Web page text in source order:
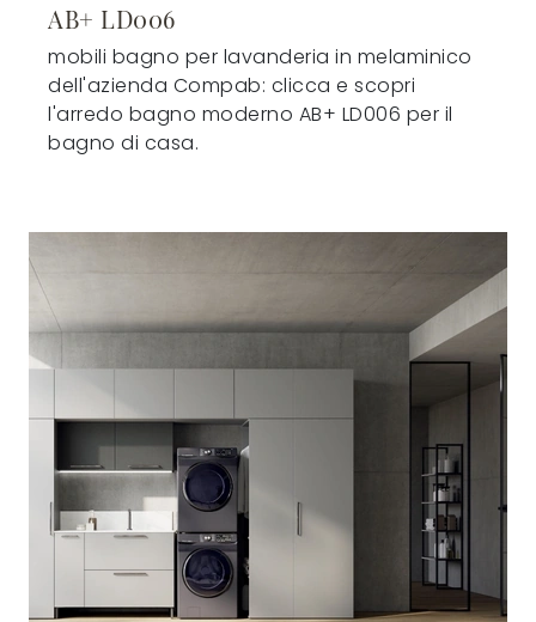
AB+ LD006
mobili bagno per lavanderia in melaminico
dell'azienda Compab: clicca e scopri
l'arredo bagno moderno AB+ LD006 per il
bagno di casa.